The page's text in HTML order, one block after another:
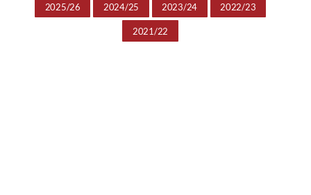
2025/26 2024/25 2023/24 2022/23
2021/22